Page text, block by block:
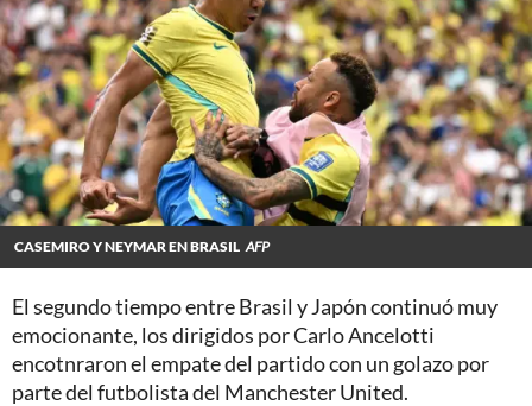
CASEMIRO Y NEYMAR EN BRASIL AFP
El segundo tiempo entre Brasil y Japón continuó muy
emocionante, los dirigidos por Carlo Ancelotti
encotnraron el empate del partido con un golazo por
parte del futbolista del Manchester United.